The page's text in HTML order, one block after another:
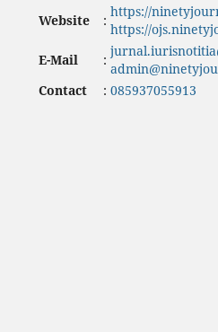
Website :
https://
https://
E-Mail
:
Contact
: 085937055913